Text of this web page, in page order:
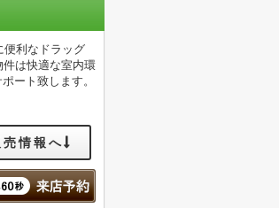
便利なドラッグ
は快適な室内環
ート致します。
売情報へ